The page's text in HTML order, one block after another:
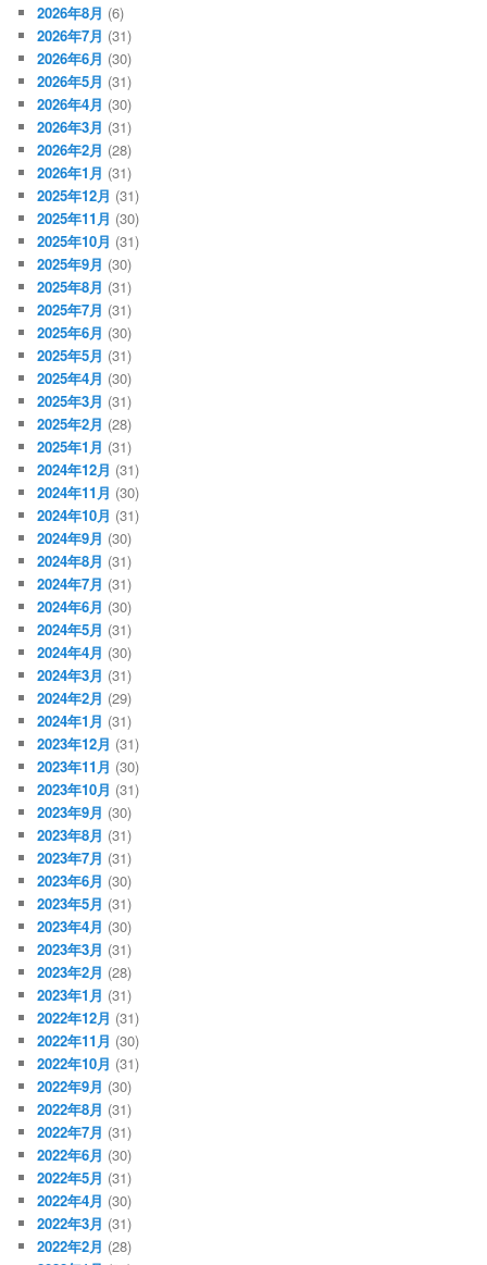
2026年8月 (6)
2026年7月 (31)
2026年6月 (30)
2026年5月 (31)
2026年4月 (30)
2026年3月 (31)
2026年2月 (28)
2026年1月 (31)
2025年12月 (31)
2025年11月 (30)
2025年10月 (31)
2025年9月 (30)
2025年8月 (31)
2025年7月 (31)
2025年6月 (30)
2025年5月 (31)
2025年4月 (30)
2025年3月 (31)
2025年2月 (28)
2025年1月 (31)
2024年12月 (31)
2024年11月 (30)
2024年10月 (31)
2024年9月 (30)
2024年8月 (31)
2024年7月 (31)
2024年6月 (30)
2024年5月 (31)
2024年4月 (30)
2024年3月 (31)
2024年2月 (29)
2024年1月 (31)
2023年12月 (31)
2023年11月 (30)
2023年10月 (31)
2023年9月 (30)
2023年8月 (31)
2023年7月 (31)
2023年6月 (30)
2023年5月 (31)
2023年4月 (30)
2023年3月 (31)
2023年2月 (28)
2023年1月 (31)
2022年12月 (31)
2022年11月 (30)
2022年10月 (31)
2022年9月 (30)
2022年8月 (31)
2022年7月 (31)
2022年6月 (30)
2022年5月 (31)
2022年4月 (30)
2022年3月 (31)
2022年2月 (28)